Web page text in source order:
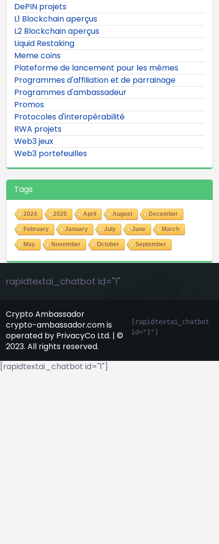
DePIN projets
L1 Blockchain aperçus
L2 Blockchain aperçus
Liquid Restaking
Meme coins
Plateforme de lancement pour les mèmes
Programmes d'affiliation et de parrainage
Programmes d'ambassadeur
Promos
Protocoles d'interopérabilité
RWA projets
Web3 jeux
Web3 portefeuilles
Tags
2024 2025 April August December
February January July June March
May November October September
rapidtextai_chatbot id="1"
Crypto Ambassador
crypto-ambassador.com is
operated by PrivacyCo Ltd. | ©
2023. All rights reserved.
[rapidtextai_chatbot
id="1"]
[rapidtextai_chatbot id="1"]